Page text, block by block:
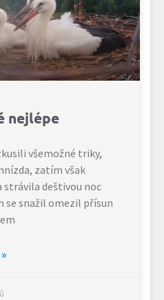
nejlépe
všemožné triky,
zatím však
strávila deštivou noc
se snažil omezil přísun